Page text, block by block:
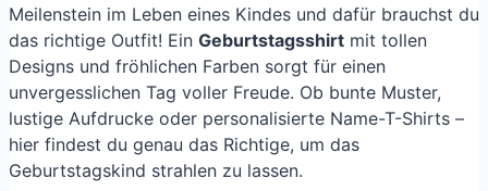
Meilenstein im Leben eines Kindes und dafür brauchst du
das richtige Outfit! Ein Geburtstagsshirt mit tollen
Designs und fröhlichen Farben sorgt für einen
unvergesslichen Tag voller Freude. Ob bunte Muster,
lustige Aufdrucke oder personalisierte Name-T-Shirts –
hier findest du genau das Richtige, um das
Geburtstagskind strahlen zu lassen.